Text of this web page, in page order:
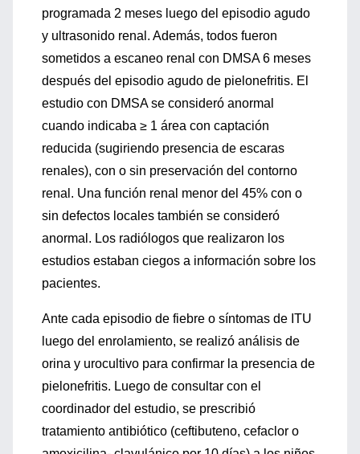
programada 2 meses luego del episodio agudo
y ultrasonido renal. Además, todos fueron
sometidos a escaneo renal con DMSA 6 meses
después del episodio agudo de pielonefritis. El
estudio con DMSA se consideró anormal
cuando indicaba ≥ 1 área con captación
reducida (sugiriendo presencia de escaras
renales), con o sin preservación del contorno
renal. Una función renal menor del 45% con o
sin defectos locales también se consideró
anormal. Los radiólogos que realizaron los
estudios estaban ciegos a información sobre los
pacientes.
Ante cada episodio de fiebre o síntomas de ITU
luego del enrolamiento, se realizó análisis de
orina y urocultivo para confirmar la presencia de
pielonefritis. Luego de consultar con el
coordinador del estudio, se prescribió
tratamiento antibiótico (ceftibuteno, cefaclor o